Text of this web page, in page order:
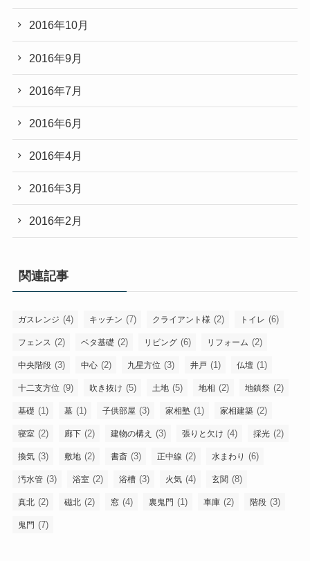
2016年10月
2016年9月
2016年7月
2016年6月
2016年4月
2016年3月
2016年2月
関連記事
ガスレンジ (4) キッチン (7) クライアント様 (2) トイレ (6)
フェンス (2) ベタ基礎 (2) リビング (6) リフォーム (2)
中央階段 (3) 中心 (2) 九星方位 (3) 井戸 (1) 仏壇 (1)
十二支方位 (9) 吹き抜け (5) 土地 (5) 地相 (2) 地鎮祭 (2)
基礎 (1) 墓 (1) 子供部屋 (3) 家相塾 (1) 家相建築 (2)
寝室 (2) 廊下 (2) 建物の構え (3) 張りと欠け (4) 採光 (2)
換気 (3) 敷地 (2) 書斎 (3) 正中線 (2) 水まわり (6)
汚水管 (3) 浴室 (2) 浴槽 (3) 火気 (4) 玄関 (8)
真北 (2) 磁北 (2) 窓 (4) 裏鬼門 (1) 車庫 (2) 階段 (3)
鬼門 (7)